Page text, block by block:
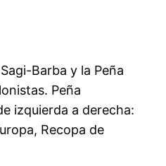
Barba y la Peña
Peña
izquierda a derecha:
Recopa de